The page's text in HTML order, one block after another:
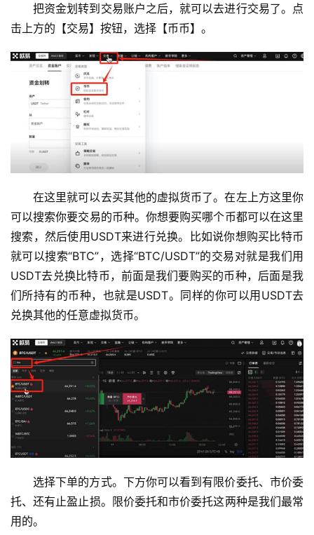
把资金划转到交易账户之后，就可以去进行交易了。点
击上方的【交易】按钮，选择【币币】。
在这里就可以去买其他的虚拟货币了。在左上方这里你
可以搜索你要交易的币种。你想要购买哪个币都可以在这里
搜索，然后使用USDT来进行兑换。比如说你想购买比特币
就可以搜索“BTC”，选择“BTC/USDT”的交易对就是我们用
USDT去兑换比特币，前面是我们要购买的币种，后面是我
们所持有的币种，也就是USDT。同样的你可以用USDT去
兑换其他的任意虚拟货币。
选择下单的方式。下方你可以看到有限价委托、市价委
托、还有止盈止损。限价委托和市价委托这两种是我们最常
用的。